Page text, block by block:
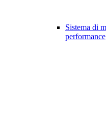
Sistema di
performance